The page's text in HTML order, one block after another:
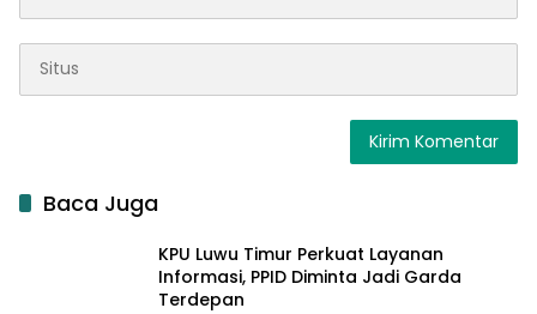
Baca Juga
KPU Luwu Timur Perkuat Layanan
Informasi, PPID Diminta Jadi Garda
Terdepan